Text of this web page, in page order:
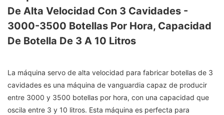
De Alta Velocidad Con 3 Cavidades -
3000-3500 Botellas Por Hora, Capacidad
De Botella De 3 A 10 Litros
La máquina servo de alta velocidad para fabricar botellas de 3
cavidades es una máquina de vanguardia capaz de producir
entre 3000 y 3500 botellas por hora, con una capacidad que
oscila entre 3 y 10 litros. Esta máquina es perfecta para